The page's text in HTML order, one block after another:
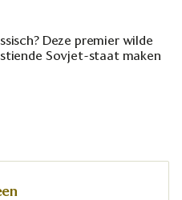
Deze premier wilde
Sovjet-staat maken